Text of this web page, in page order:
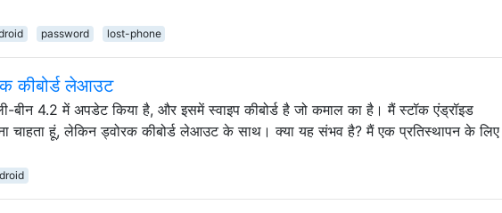
password lost-phone
कीबोर्ड लेआउट
4.2 में अपडेट किया है, और इसमें स्वाइप कीबोर्ड है जो कमाल का है। मैं स्टॉक एंड्रॉइड
चाहता हूं, लेकिन ड्वोरक कीबोर्ड लेआउट के साथ। क्या यह संभव है? मैं एक प्रतिस्थापन के लिए